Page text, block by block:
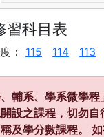
習科目表
： 115 114 113
輔系、學系微學程
設之課程，切勿自
及學分數課程。